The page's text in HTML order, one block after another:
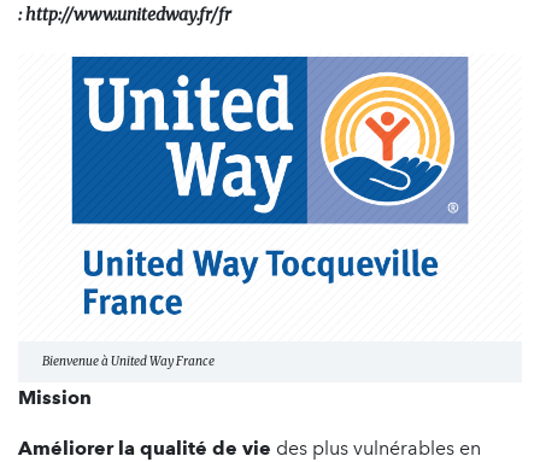
:http://www.unitedway.fr/fr
Bienvenue à United Way France
Mission
Améliorer la qualité de vie des plus vulnérables en